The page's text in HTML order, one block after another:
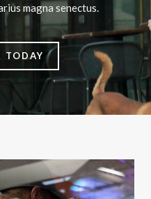
magna senectus.
TODAY